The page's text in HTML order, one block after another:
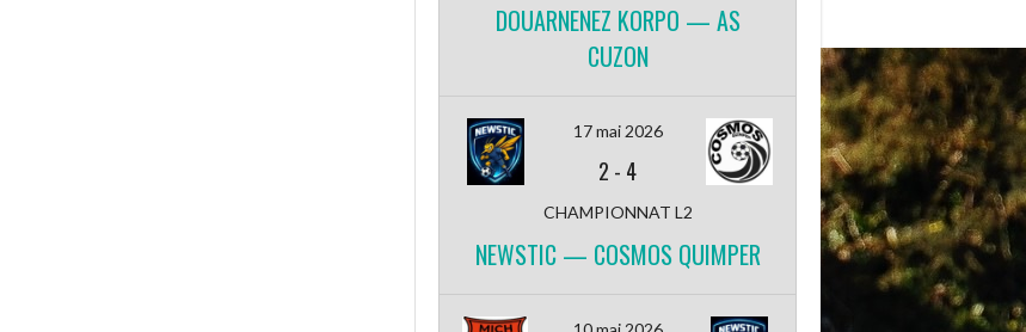
DOUARNENEZ KORPO — AS
CUZON
17 mai 2026
2 - 4
CHAMPIONNAT L2
NEWSTIC — COSMOS QUIMPER